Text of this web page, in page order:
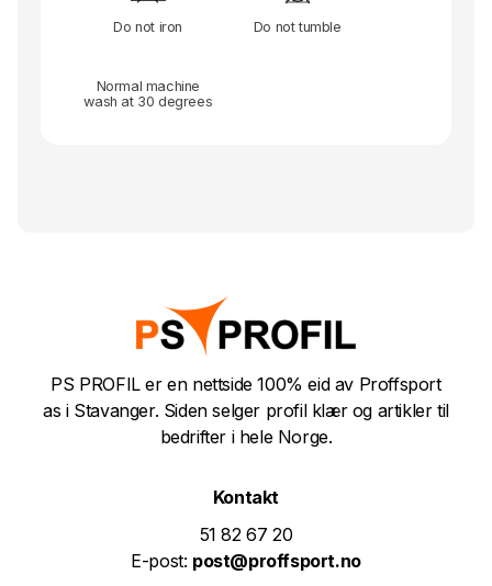
Do not iron Do not tumble
Normal machine
wash at 30 degrees
PS PROFIL er en nettside 100% eid av Proffsport
as i Stavanger. Siden selger profil klær og artikler til
bedrifter i hele Norge.
Kontakt
51 82 67 20
E-post: post@proffsport.no